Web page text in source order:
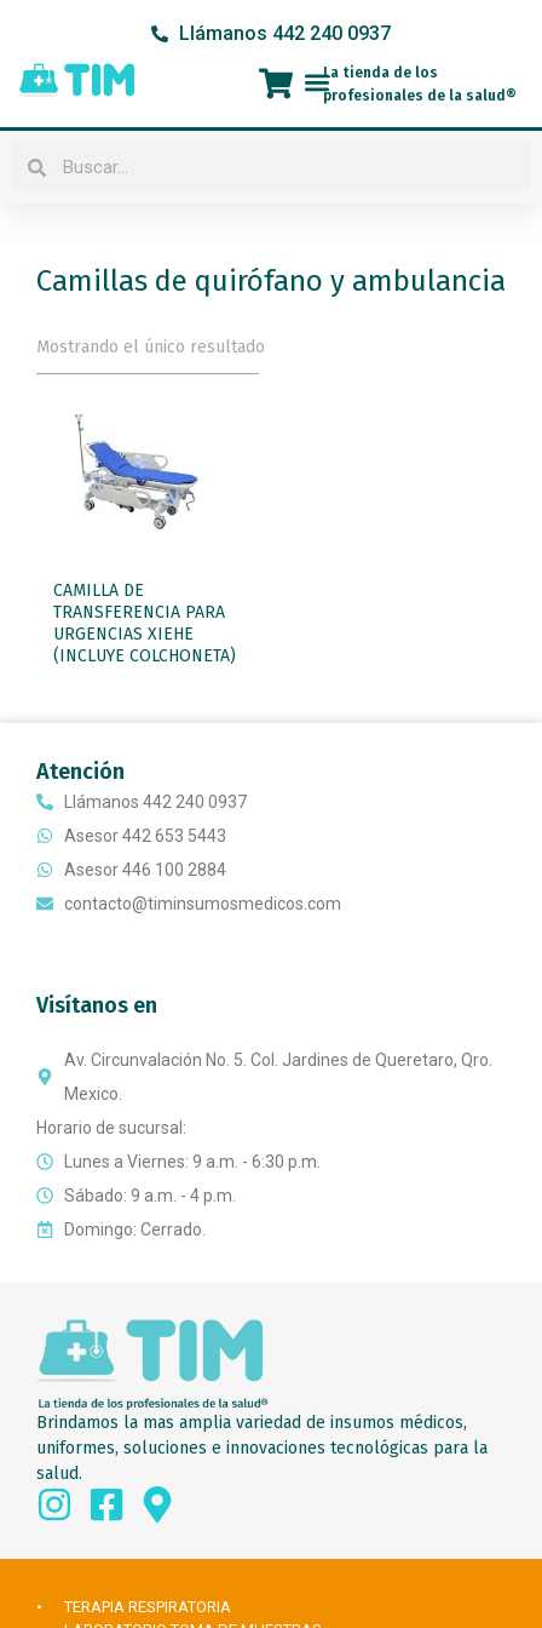
contenido
Llámanos 442 240 0937
Menú
La tienda de los
profesionales de la salud®
Buscar
Camillas de quirófano y ambulancia
Mostrando el único resultado
CAMILLA DE
TRANSFERENCIA PARA
URGENCIAS XIEHE
(INCLUYE COLCHONETA)
Atención
Llámanos 442 240 0937
Asesor 442 653 5443
Asesor 446 100 2884
contacto@timinsumosmedicos.com
Visítanos en
Av. Circunvalación No. 5. Col. Jardines de Queretaro, Qro.
Mexico.
Horario de sucursal:
Lunes a Viernes: 9 a.m. - 6:30 p.m.
Sábado: 9 a.m. - 4 p.m.
Domingo: Cerrado.
Brindamos la mas amplia variedad de insumos médicos,
uniformes, soluciones e innovaciones tecnológicas para la
salud.
• TERAPIA RESPIRATORIA